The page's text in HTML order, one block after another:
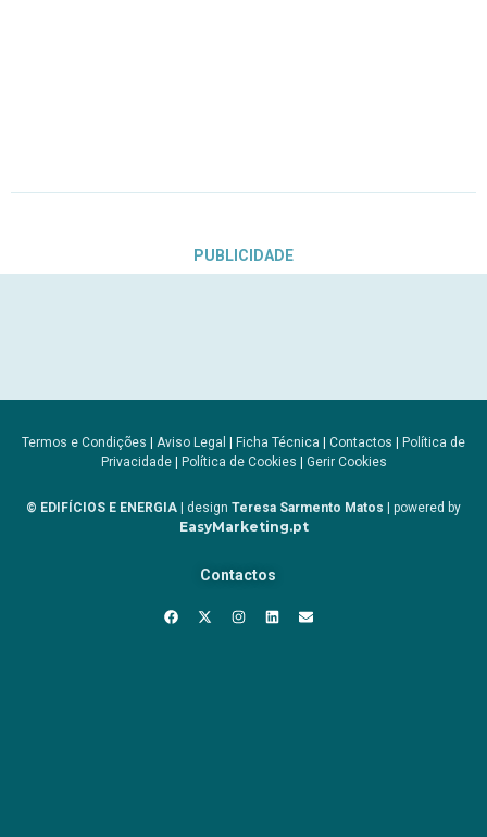
PUBLICIDADE
Termos e Condições | Aviso Legal | Ficha Técnica | Contactos | Política de
Privacidade| Política de Cookies | Gerir Cookies
© EDIFÍCIOS E ENERGIA | design Teresa Sarmento Matos | powered by
EasyMarketing.pt
Contactos